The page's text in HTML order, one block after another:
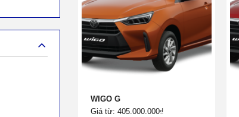
WIGO G
Giá từ: 405.000.000₫